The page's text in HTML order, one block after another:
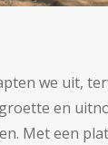
we uit,
en
Met een